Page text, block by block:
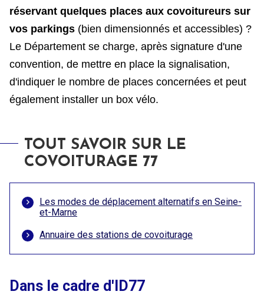
réservant quelques places aux covoitureurs sur
vos parkings (bien dimensionnés et accessibles) ?
Le Département se charge, après signature d'une
convention, de mettre en place la signalisation,
d'indiquer le nombre de places concernées et peut
également installer un box vélo.
TOUT SAVOIR SUR LE
COVOITURAGE 77
Les modes de déplacement alternatifs en Seine-
et-Marne
Annuaire des stations de covoiturage
Dans le cadre d'ID77